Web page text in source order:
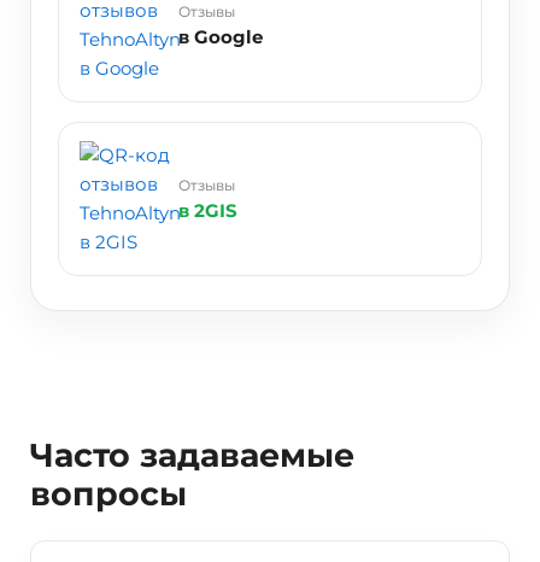
Отзывы
в Google
Отзывы
в 2GIS
Часто задаваемые
вопросы